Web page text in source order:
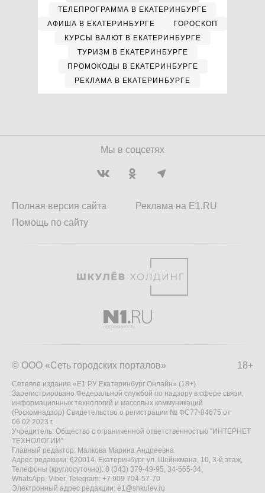
ТЕЛЕПРОГРАММА В ЕКАТЕРИНБУРГЕ
АФИША В ЕКАТЕРИНБУРГЕ
ГОРОСКОП
КУРСЫ ВАЛЮТ В ЕКАТЕРИНБУРГЕ
ТУРИЗМ В ЕКАТЕРИНБУРГЕ
ПРОМОКОДЫ В ЕКАТЕРИНБУРГЕ
РЕКЛАМА В ЕКАТЕРИНБУРГЕ
Мы в соцсетях
Полная версия сайта
Помощь по сайту
Реклама на E1.RU
18+
© ООО «Сеть городских порталов»
Сетевое издание «Е1.РУ Екатеринбург Онлайн» (18+)
Зарегистрировано Федеральной службой по надзору в сфере связи,
информационных технологий и массовых коммуникаций
(Роскомнадзор) Свидетельство о регистрации № ФС77-84675 от
06.02.2023 г.
Учредитель: Общество с ограниченной ответственностью "ИНТЕРНЕТ
ТЕХНОЛОГИИ"
Главный редактор: Малкова Марина Андреевна
Адрес редакции: 620014, Екатеринбург, ул. Шейнкмана, 10, 3-й этаж,
Телефоны (круглосуточно): 8 (343) 379-49-95, 34-555-34,
WhatsApp, Viber, Telegram: +7 909 704-57-70
Электронный адрес редакции: e1@shkulev.ru